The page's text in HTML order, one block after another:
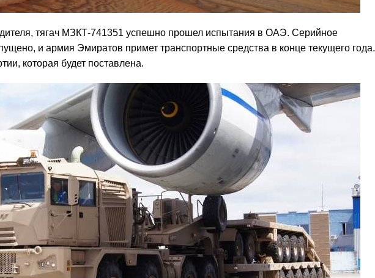
тягач МЗКТ-741351 успешно прошел испытания в ОАЭ. Серийное
и армия Эмиратов примет транспортные средства в конце текущего года.
которая будет поставлена.